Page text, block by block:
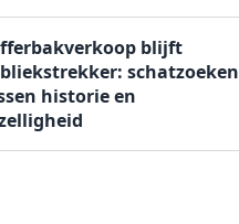
blijft
schatzoeken
historie en